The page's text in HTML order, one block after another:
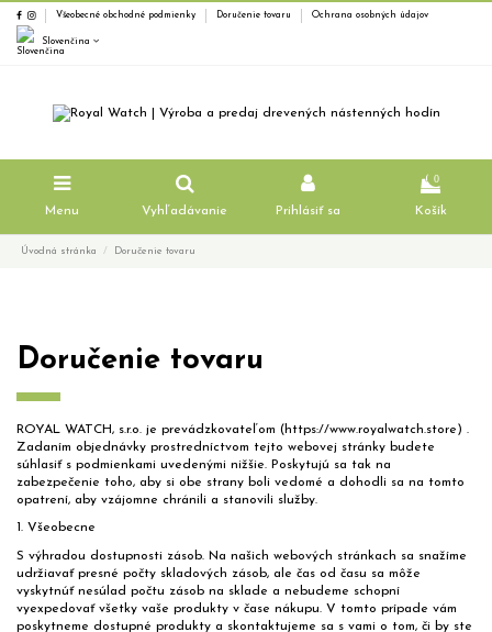
Všeobecné obchodné podmienky Doručenie tovaru Ochrana osobných údajov
Slovenčina
Menu Vyhľadávanie Prihlásiť sa
0
Košík
Úvodná stránka Doručenie tovaru
Doručenie tovaru
ROYAL WATCH, s.r.o. je prevádzkovateľom (https://www.royalwatch.store) .
Zadaním objednávky prostredníctvom tejto webovej stránky budete
súhlasiť s podmienkami uvedenými nižšie. Poskytujú sa tak na
zabezpečenie toho, aby si obe strany boli vedomé a dohodli sa na tomto
opatrení, aby vzájomne chránili a stanovili služby.
1. Všeobecne
S výhradou dostupnosti zásob. Na našich webových stránkach sa snažíme
udržiavať presné počty skladových zásob, ale čas od času sa môže
vyskytnúť nesúlad počtu zásob na sklade a nebudeme schopní
vyexpedovať všetky vaše produkty v čase nákupu. V tomto prípade vám
poskytneme dostupné produkty a skontaktujeme sa s vami o tom, či by ste